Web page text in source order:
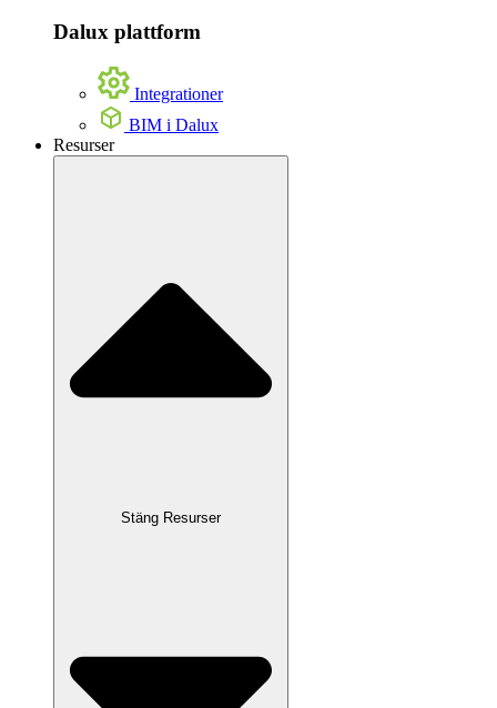
Dalux plattform
Integrationer
BIM i Dalux
Resurser
Stäng Resurser